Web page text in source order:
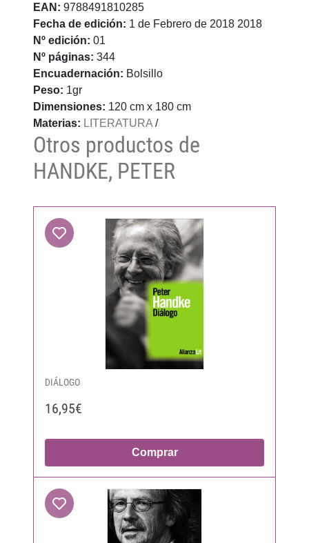
EAN: 9788491810285
Fecha de edición: 1 de Febrero de 2018 2018
Nº edición: 01
Nº páginas: 344
Encuadernación: Bolsillo
Peso: 1gr
Dimensiones: 120 cm x 180 cm
Materias: LITERATURA /
Otros productos de
HANDKE, PETER
DIÁLOGO
16,95€
Comprar